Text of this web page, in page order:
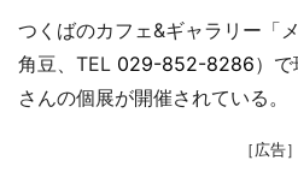
つくばのカフェ&ギャラリー「
角豆、TEL 029-852-8286）
さんの個展が開催されている。
［広告］